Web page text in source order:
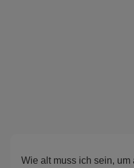
Wie alt muss ich sein,